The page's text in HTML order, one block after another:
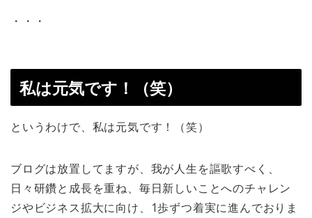
・・・
私は元気です！（笑）
というわけで、私は元気です！（笑）
ブログは放置してますが、我が人生を謳歌すべく、
日々研鑽と成長を重ね、毎日新しいことへのチャレン
ジやビジネス拡大に向け、1歩ずつ着実に進んでおりま